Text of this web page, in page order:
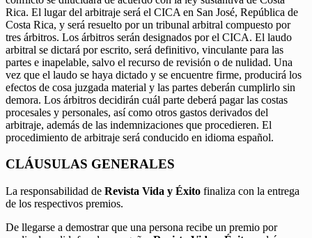
Rica. El lugar del arbitraje será el CICA en San José, República de
Costa Rica, y será resuelto por un tribunal arbitral compuesto por
tres árbitros. Los árbitros serán designados por el CICA. El laudo
arbitral se dictará por escrito, será definitivo, vinculante para las
partes e inapelable, salvo el recurso de revisión o de nulidad. Una
vez que el laudo se haya dictado y se encuentre firme, producirá los
efectos de cosa juzgada material y las partes deberán cumplirlo sin
demora. Los árbitros decidirán cuál parte deberá pagar las costas
procesales y personales, así como otros gastos derivados del
arbitraje, además de las indemnizaciones que procedieren. El
procedimiento de arbitraje será conducido en idioma español.
CLÁUSULAS GENERALES
La responsabilidad de Revista Vida y Éxito finaliza con la entrega
de los respectivos premios.
De llegarse a demostrar que una persona recibe un premio por